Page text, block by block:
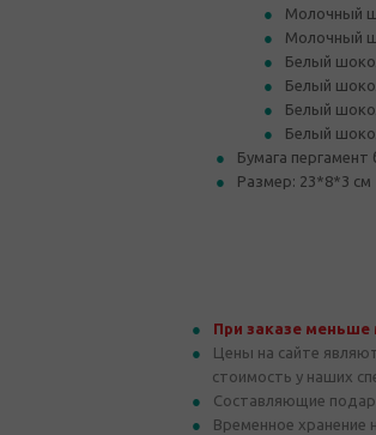
Молочный
Молочный
Белый
Белый
Белый
Белый
Бумага пергамент
Размер: 23*8*3 см
При заказе
Цены на сайте
стоимость у наших
Составляющие
Временное хранение